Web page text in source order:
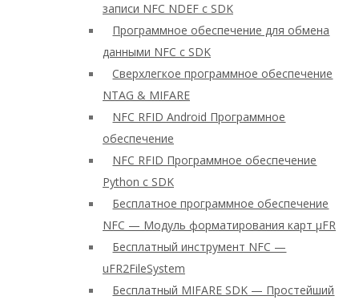
записи NFC NDEF с SDK
Программное обеспечение для обмена
данными NFC с SDK
Сверхлегкое программное обеспечение
NTAG & MIFARE
NFC RFID Android Программное
обеспечение
NFC RFID Программное обеспечение
Python с SDK
Бесплатное программное обеспечение
NFC — Модуль форматирования карт μFR
Бесплатный инструмент NFC —
uFR2FileSystem
Бесплатный MIFARE SDK — Простейший